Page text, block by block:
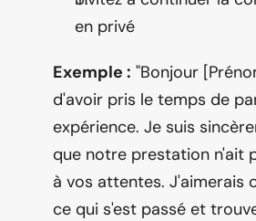
en privé
Exemple : "Bonjour
d'avoir pris le temps de
expérience. Je suis
que notre prestation n'ait
à vos attentes. J'aimerais
ce qui s'est passé et